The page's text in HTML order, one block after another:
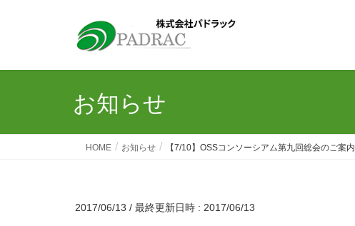
お知らせ
HOME お知らせ 【7/10】OSSコンソーシアム第九回総会のご案内
2017/06/13 / 最終更新日時 : 2017/06/13